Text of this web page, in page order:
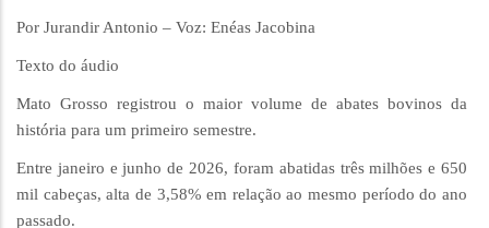
Por Jurandir Antonio – Voz: Enéas Jacobina
Texto do áudio
Mato Grosso registrou o maior volume de abates bovinos da
história para um primeiro semestre.
Entre janeiro e junho de 2026, foram abatidas três milhões e 650
mil cabeças, alta de 3,58% em relação ao mesmo período do ano
passado.